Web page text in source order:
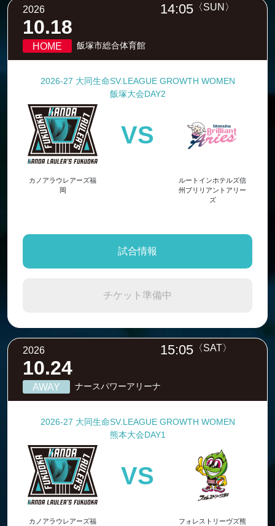
2026
10.18
〈SUN〉
14:05
HOME 飯塚市総合体育館
2026-27 大同生命SV.LEAGUE GROWTH WOMEN
飯塚大会DAY2
VS
カノアラウレアーズ福
岡
ルートインホテルズ信
州ブリリアントアリー
ズ
試合情報
チケット準備中
2026
10.24
〈SAT〉
15:05
AWAY ナースパワーアリーナ
2026-27 大同生命SV.LEAGUE GROWTH WOMEN
熊本大会DAY1
VS
カノアラウレアーズ福
フォレストリーヴズ熊